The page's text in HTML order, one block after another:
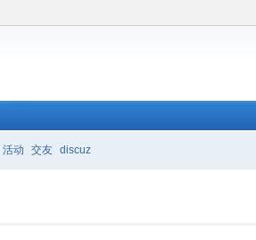
活动 交友 discuz